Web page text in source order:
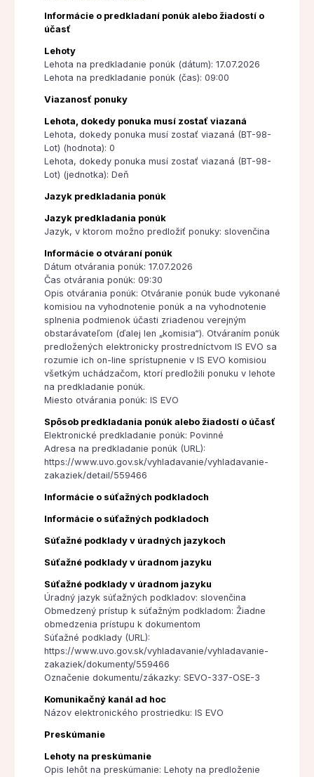
Informácie o predkladaní ponúk alebo žiadostí o
účasť
Lehoty
Lehota na predkladanie ponúk (dátum): 17.07.2026
Lehota na predkladanie ponúk (čas): 09:00
Viazanosť ponuky
Lehota, dokedy ponuka musí zostať viazaná
Lehota, dokedy ponuka musí zostať viazaná (BT-98-
Lot) (hodnota): 0
Lehota, dokedy ponuka musí zostať viazaná (BT-98-
Lot) (jednotka): Deň
Jazyk predkladania ponúk
Jazyk predkladania ponúk
Jazyk, v ktorom možno predložiť ponuky: slovenčina
Informácie o otváraní ponúk
Dátum otvárania ponúk: 17.07.2026
Čas otvárania ponúk: 09:30
Opis otvárania ponúk: Otváranie ponúk bude vykonané
komisiou na vyhodnotenie ponúk a na vyhodnotenie
splnenia podmienok účasti zriadenou verejným
obstarávateľom (ďalej len „komisia“). Otváraním ponúk
predložených elektronicky prostredníctvom IS EVO sa
rozumie ich on-line sprístupnenie v IS EVO komisiou
všetkým uchádzačom, ktorí predložili ponuku v lehote
na predkladanie ponúk.
Miesto otvárania ponúk: IS EVO
Spôsob predkladania ponúk alebo žiadostí o účasť
Elektronické predkladanie ponúk: Povinné
Adresa na predkladanie ponúk (URL):
https://www.uvo.gov.sk/vyhladavanie/vyhladavanie-
zakaziek/detail/559466
Informácie o súťažných podkladoch
Informácie o súťažných podkladoch
Súťažné podklady v úradných jazykoch
Súťažné podklady v úradnom jazyku
Súťažné podklady v úradnom jazyku
Úradný jazyk súťažných podkladov: slovenčina
Obmedzený prístup k súťažným podkladom: Žiadne
obmedzenia prístupu k dokumentom
Súťažné podklady (URL):
https://www.uvo.gov.sk/vyhladavanie/vyhladavanie-
zakaziek/dokumenty/559466
Označenie dokumentu/zákazky: SEVO-337-OSE-3
Komunikačný kanál ad hoc
Názov elektronického prostriedku: IS EVO
Preskúmanie
Lehoty na preskúmanie
Opis lehôt na preskúmanie: Lehoty na predloženie